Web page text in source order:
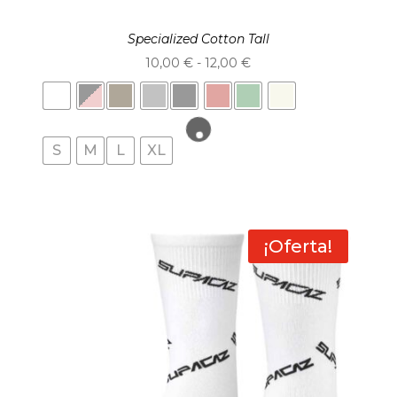
Specialized Cotton Tall
10,00€ - 12,00€Rango
de
precios:
S M L XL
¡Oferta!